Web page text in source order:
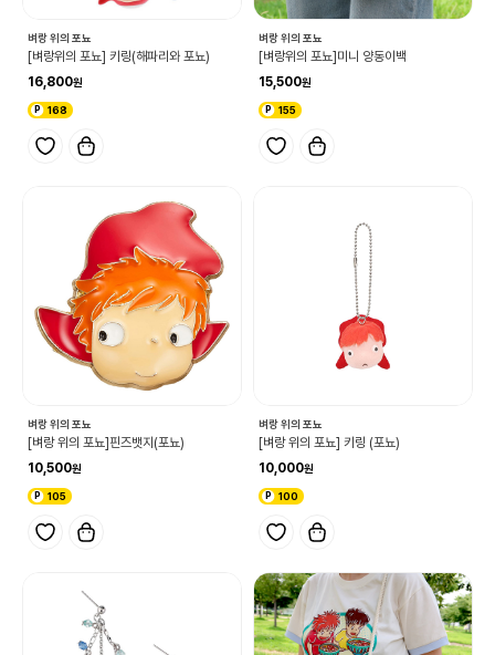
벼랑 위의 포뇨
[벼랑위의 포뇨] 키링(해파리와 포뇨)
16,800
168
벼랑 위의 포뇨
[벼랑위의 포뇨]미니 양동이백
15,500
155
벼랑 위의 포뇨
[벼랑 위의 포뇨]핀즈뱃지(포뇨)
10,500
105
벼랑 위의 포뇨
[벼랑 위의 포뇨] 키링 (포뇨)
10,000
100